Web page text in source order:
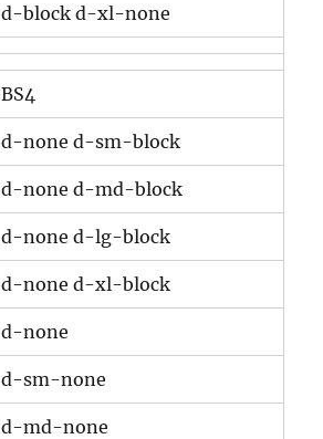
d-block d-xl-none
BS4
d-none d-sm-block
d-none d-md-block
d-none d-lg-block
d-none d-xl-block
d-none
d-sm-none
d-md-none